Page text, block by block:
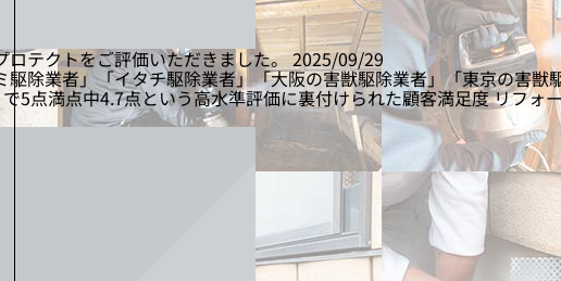
ロテクトをご評価いただきました。2025/09/29
駆除業者」「イタチ駆除業者」「大阪の害獣駆除業者」「東京の害
5点満点中4.7点という高水準評価に裏付けられた顧客満足度 リフ